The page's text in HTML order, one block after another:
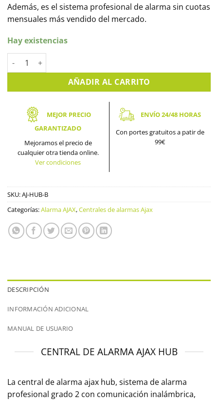
Además, es el sistema profesional de alarma sin cuotas
mensuales más vendido del mercado.
Hay existencias
Central de alarma AJAX HUB, sin cuotas mensuales, color
AÑADIR AL CARRITO
MEJOR PRECIO
GARANTIZADO
Mejoramos el precio de
cualquier otra tienda online.
Ver condiciones
ENVÍO 24/48 HORAS
Con portes gratuitos a patir de
99€
SKU:AJ-HUB-B
Categorías:Alarma AJAX,Centrales de alarmas Ajax
DESCRIPCIÓN
INFORMACIÓN ADICIONAL
MANUAL DE USUARIO
CENTRAL DE ALARMA AJAX HUB
La central de alarma ajax hub, sistema de alarma
profesional grado 2 con comunicación inalámbrica,